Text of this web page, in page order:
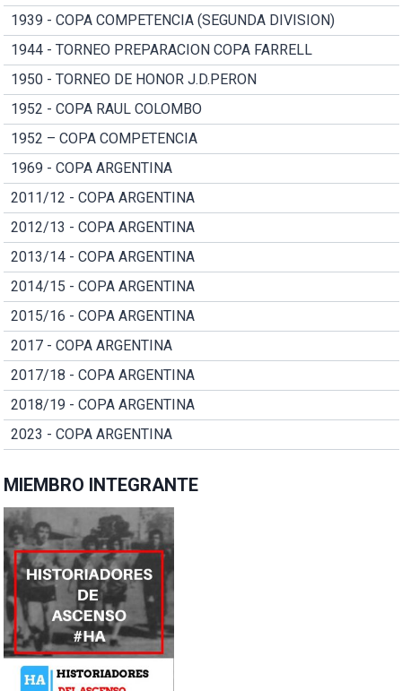
1939 - COPA COMPETENCIA (SEGUNDA DIVISION)
1944 - TORNEO PREPARACION COPA FARRELL
1950 - TORNEO DE HONOR J.D.PERON
1952 - COPA RAUL COLOMBO
1952 – COPA COMPETENCIA
1969 - COPA ARGENTINA
2011/12 - COPA ARGENTINA
2012/13 - COPA ARGENTINA
2013/14 - COPA ARGENTINA
2014/15 - COPA ARGENTINA
2015/16 - COPA ARGENTINA
2017 - COPA ARGENTINA
2017/18 - COPA ARGENTINA
2018/19 - COPA ARGENTINA
2023 - COPA ARGENTINA
MIEMBRO INTEGRANTE